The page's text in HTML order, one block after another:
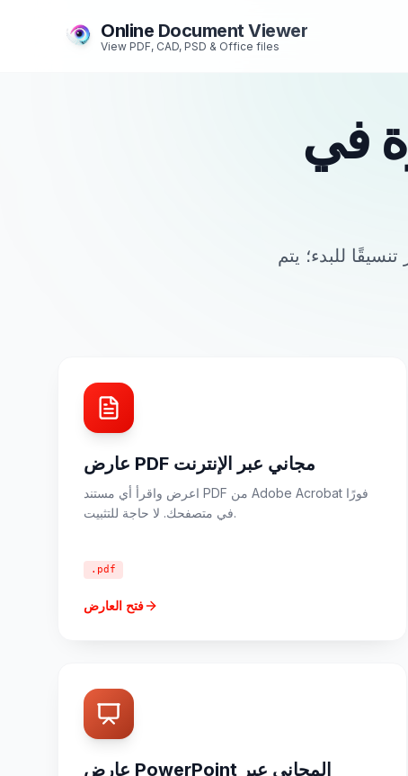
Online Document Viewer
View PDF, CAD, PSD & Office files
في
تنسيقًا للبدء؛ يتم
عارض PDF مجاني عبر الإنترنت
اعرض واقرأ أي مستند PDF من Adobe Acrobat فورًا
في متصفحك. لا حاجة للتثبيت.
.pdf
فتح العارض
عارض PowerPoint المجاني عبر